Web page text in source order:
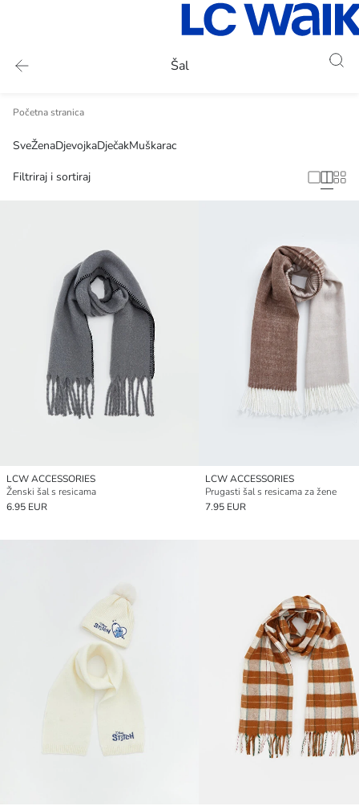
Šal
Početna stranica
SveŽenaDjevojkaDječakMuškarac
Filtriraj i sortiraj
LCW ACCESSORIES
Ženski šal s resicama
6.95 EUR
LCW ACCESSORIES
Prugasti šal s resicama za žene
7.95 EUR